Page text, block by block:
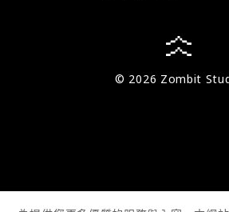
© 2026 Zombit